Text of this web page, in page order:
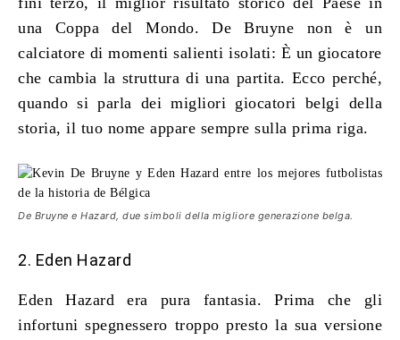
una Coppa del Mondo. De Bruyne non è un
calciatore di momenti salienti isolati: È un giocatore
che cambia la struttura di una partita. Ecco perché,
quando si parla dei migliori giocatori belgi della
storia, il tuo nome appare sempre sulla prima riga.
De Bruyne e Hazard, due simboli della migliore generazione belga.
2. Eden Hazard
Eden Hazard era pura fantasia. Prima che gli
infortuni spegnessero troppo presto la sua versione